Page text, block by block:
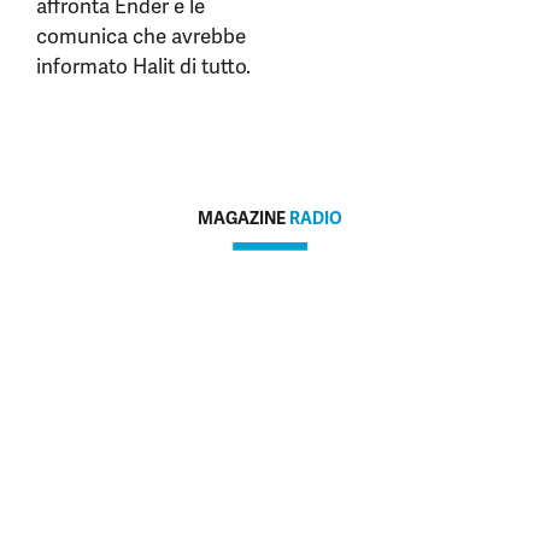
affronta Ender e le
comunica che avrebbe
informato Halit di tutto.
MAGAZINE RADIO